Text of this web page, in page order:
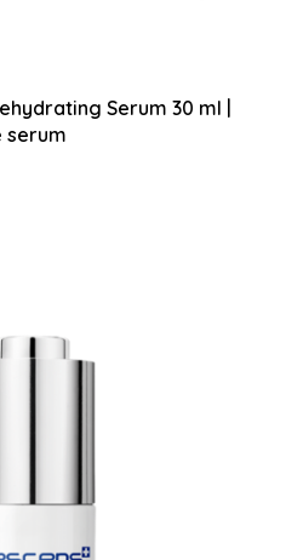
Serum 30 ml |
serum